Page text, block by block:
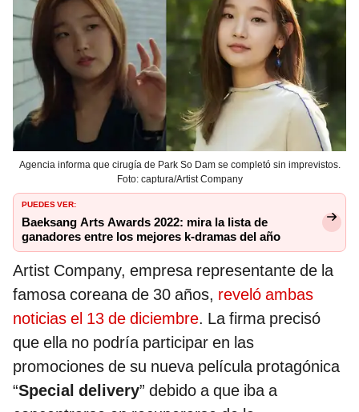
Agencia informa que cirugía de Park So Dam se completó sin imprevistos.
Foto: captura/Artist Company
PUEDES VER:
Baeksang Arts Awards 2022: mira la lista de
ganadores entre los mejores k-dramas del año
Artist Company, empresa representante de la
famosa coreana de 30 años, reveló ambas
noticias el 13 de diciembre. La firma precisó
que ella no podría participar en las
promociones de su nueva película protagónica
“Special delivery” debido a que iba a